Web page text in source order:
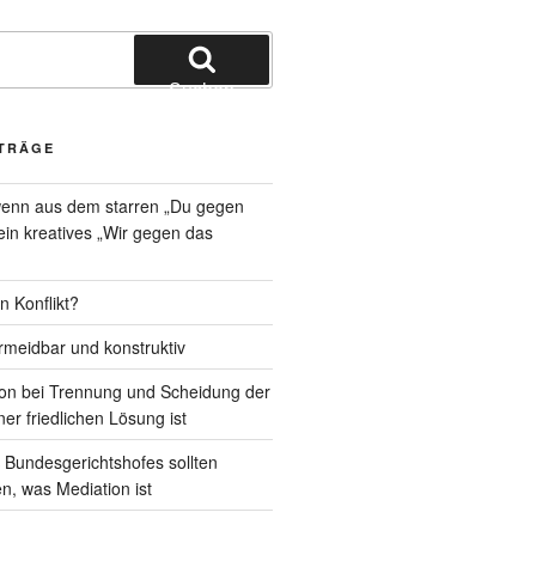
Suchen
aus dem starren „Du gegen
kreatives „Wir gegen das
Konflikt?
und konstruktiv
bei Trennung und Scheidung der
friedlichen Lösung ist
sollten
was Mediation ist